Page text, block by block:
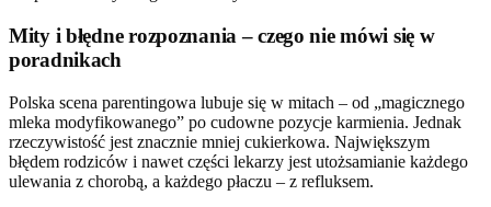
Mity i błędne rozpoznania – czego nie mówi się w
poradnikach
Polska scena parentingowa lubuje się w mitach – od „magicznego
mleka modyfikowanego” po cudowne pozycje karmienia. Jednak
rzeczywistość jest znacznie mniej cukierkowa. Największym
błędem rodziców i nawet części lekarzy jest utożsamianie każdego
ulewania z chorobą, a każdego płaczu – z refluksem.